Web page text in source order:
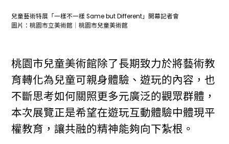
兒童藝術特展「一樣不一樣 Same but Different」開幕記者會
圖片：桃園市立美術館｜桃園市兒童美術館
桃園市兒童美術館除了長期致力於將藝術教
育轉化為兒童可親身體驗、遊玩的內容，也
不斷思考如何關照更多元廣泛的觀眾群體，
本次展覽正是希望在遊玩互動體驗中體現平
權教育，讓共融的精神能夠向下紮根。